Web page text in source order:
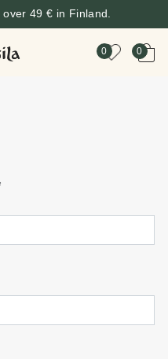
49 € in Finland.
0 0